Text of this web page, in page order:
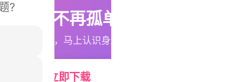
?
今晚不再孤单
同城快速匹配，马上认识身边的TA
立即下载